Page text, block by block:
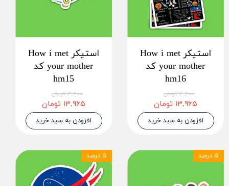
استیکر How i met
your mother کد
hm16
۱۴,۷۰۰ تومان
۱۳,۹۶۵ تومان
افزودن به سبد خرید
استیکر How i met
your mother کد
hm15
۱۴,۷۰۰ تومان
۱۳,۹۶۵ تومان
افزودن به سبد خرید
۵ درصد ۵ درصد